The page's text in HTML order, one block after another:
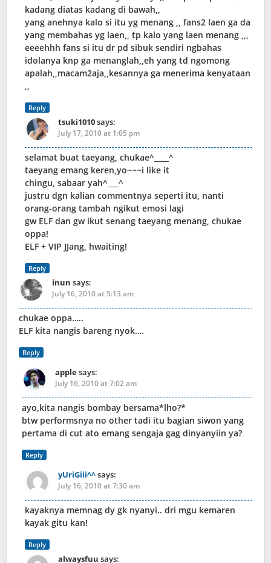
kadang diatas kadang di bawah,,
yang anehnya kalo si itu yg menang ,, fans2 laen ga da
yang membahas yg laen,, tp kalo yang laen menang ,,,
eeeehhh fans si itu dr pd sibuk sendiri ngbahas
idolanya knp ga menanglah,,eh yang td ngomong
apalah,,macam2aja,,kesannya ga menerima kenyataan
,,
Reply
tsuki1010says:
July 17, 2010 at 1:05 pm
selamat buat taeyang, chukae^____^
taeyang emang keren,yo~~~i like it
chingu, sabaar yah^___^
justru dgn kalian commentnya seperti itu, nanti
orang-orang tambah ngikut emosi lagi
gw ELF dan gw ikut senang taeyang menang, chukae
oppa!
ELF + VIP JJang, hwaiting!
Reply
inun says:
July 16, 2010 at 5:13 am
chukae oppa…..
ELF kita nangis bareng nyok….
Reply
applesays:
July 16, 2010 at 7:02 am
ayo,kita nangis bombay bersama*lho?*
btw performsnya no other tadi itu bagian siwon yang
pertama di cut ato emang sengaja gag dinyanyiin ya?
Reply
yUriGiii^^says:
July 16, 2010 at 7:30 am
kayaknya memnag dy gk nyanyi.. dri mgu kemaren
kayak gitu kan!
Reply
alwaysfuu says: